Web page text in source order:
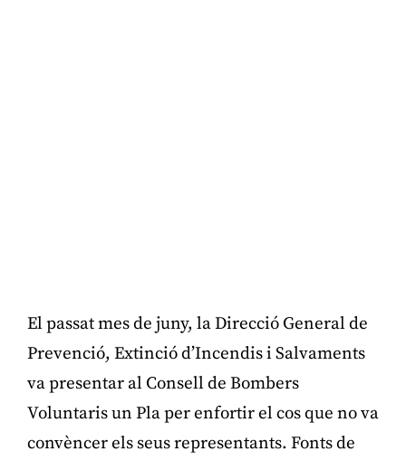
El passat mes de juny, la Direcció General de
Prevenció, Extinció d’Incendis i Salvaments
va presentar al Consell de Bombers
Voluntaris un Pla per enfortir el cos que no va
convèncer els seus representants. Fonts de